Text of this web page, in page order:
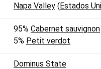
Napa Valley (Estados
95% Cabernet sauvignon
5% Petit verdot
Dominus State